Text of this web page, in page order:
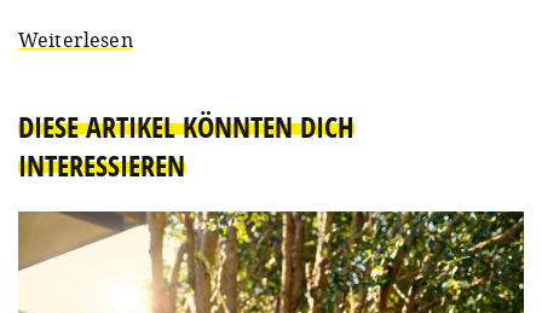
Weiterlesen
DIESE ARTIKEL KÖNNTEN DICH
INTERESSIEREN